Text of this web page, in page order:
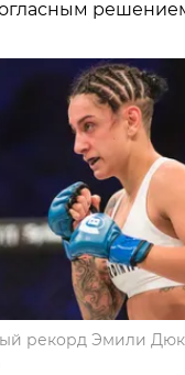
рекорд Эмили